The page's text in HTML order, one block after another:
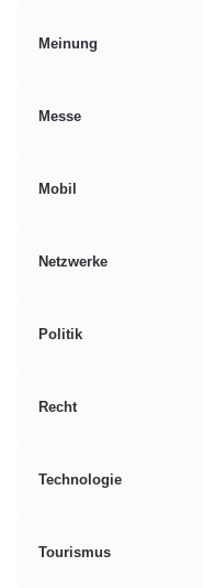
Meinung
Messe
Mobil
Netzwerke
Politik
Recht
Technologie
Tourismus